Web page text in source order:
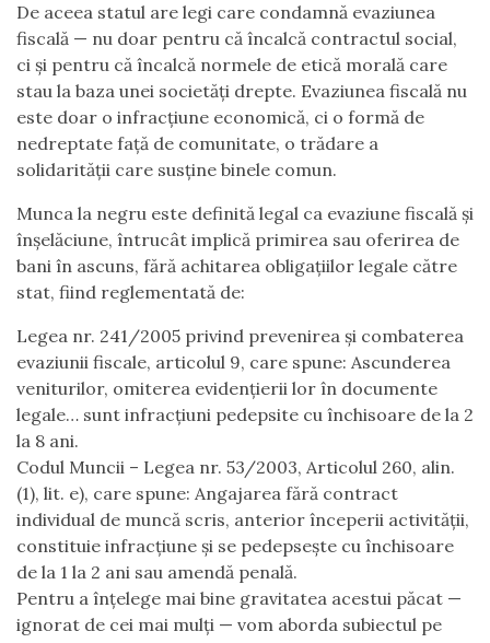
De aceea statul are legi care condamnă evaziunea
fiscală — nu doar pentru că încalcă contractul social,
ci și pentru că încalcă normele de etică morală care
stau la baza unei societăți drepte. Evaziunea fiscală nu
este doar o infracțiune economică, ci o formă de
nedreptate față de comunitate, o trădare a
solidarității care susține binele comun.
Munca la negru este definită legal ca evaziune fiscală și
înșelăciune, întrucât implică primirea sau oferirea de
bani în ascuns, fără achitarea obligațiilor legale către
stat, fiind reglementată de:
Legea nr. 241/2005 privind prevenirea și combaterea
evaziunii fiscale, articolul 9, care spune: Ascunderea
veniturilor, omiterea evidențierii lor în documente
legale… sunt infracțiuni pedepsite cu închisoare de la 2
la 8 ani.
Codul Muncii – Legea nr. 53/2003, Articolul 260, alin.
(1), lit. e), care spune: Angajarea fără contract
individual de muncă scris, anterior începerii activității,
constituie infracțiune și se pedepsește cu închisoare
de la 1 la 2 ani sau amendă penală.
Pentru a înțelege mai bine gravitatea acestui păcat —
ignorat de cei mai mulți — vom aborda subiectul pe